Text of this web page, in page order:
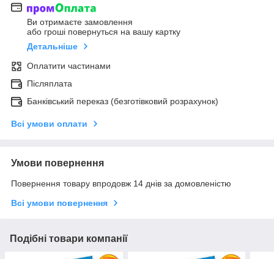
Ви отримаєте замовлення
або гроші повернуться на вашу картку
Детальніше
Оплатити частинами
Післяплата
Банківський переказ (безготівковий розрахунок)
Всі умови оплати
Умови повернення
Повернення товару впродовж 14 днів за домовленістю
Всі умови повернення
Подібні товари компанії